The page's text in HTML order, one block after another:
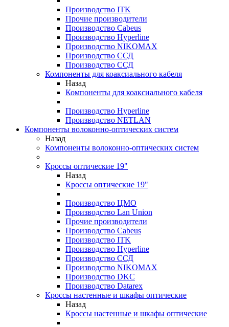
Производство ITK
Прочие производители
Производство Cabeus
Производство Hyperline
Производство NIKOMAX
Производство ССД
Производство ССД
Компоненты для коаксиального кабеля
Назад
Компоненты для коаксиального кабеля
Производство Hyperline
Производство NETLAN
Компоненты волоконно-оптических систем
Назад
Компоненты волоконно-оптических систем
Кроссы оптические 19"
Назад
Кроссы оптические 19"
Производство ЦМО
Производство Lan Union
Прочие производители
Производство Cabeus
Производство ITK
Производство Hyperline
Производство ССД
Производство NIKOMAX
Производство DKC
Производство Datarex
Кроссы настенные и шкафы оптические
Назад
Кроссы настенные и шкафы оптические